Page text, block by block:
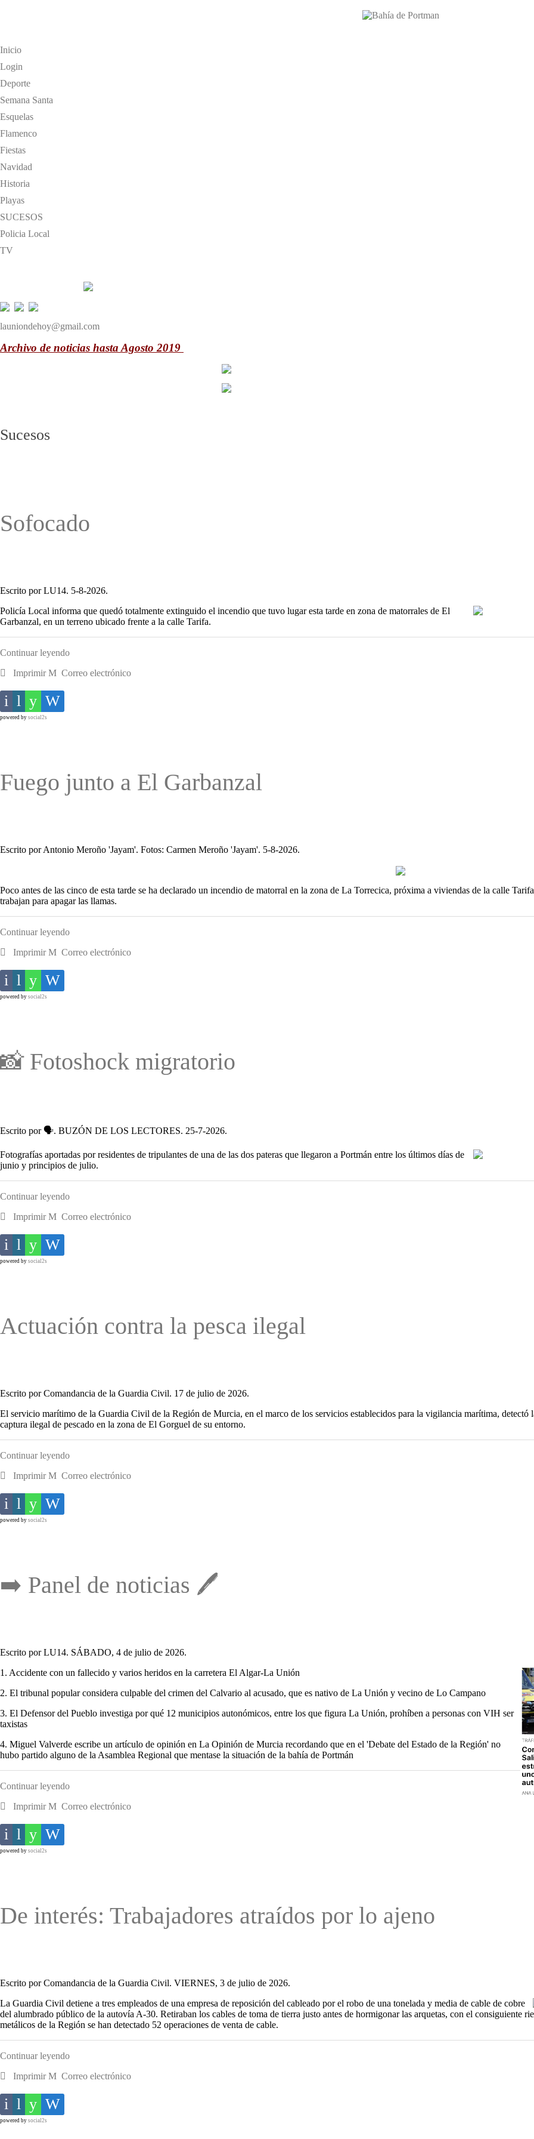
Inicio
Login
Deporte
Semana Santa
Esquelas
Flamenco
Fiestas
Navidad
Historia
Playas
SUCESOS
Policia Local
TV
launiondehoy@gmail.com
Archivo de noticias hasta Agosto 2019
Sucesos
Sofocado
Escrito por LU14. 5-8-2026.
Policía Local informa que quedó totalmente extinguido el incendio que tuvo lugar esta tarde en zona de matorrales de El
Garbanzal, en un terreno ubicado frente a la calle Tarifa.
Continuar leyendo
Imprimir
Correo electrónico
powered by social2s
Fuego junto a El Garbanzal
Escrito por Antonio Meroño 'Jayam'. Fotos: Carmen Meroño 'Jayam'. 5-8-2026.
Poco antes de las cinco de esta tarde se ha declarado un incendio de matorral en la zona de La Torrecica, próxima a viviendas de la calle
trabajan para apagar las llamas.
Continuar leyendo
Imprimir
Correo electrónico
powered by social2s
📸 Fotoshock migratorio
Escrito por 🗣. BUZÓN DE LOS LECTORES. 25-7-2026.
Fotografías aportadas por residentes de tripulantes de una de las dos pateras que llegaron a Portmán entre los últimos días de
junio y principios de julio.
Continuar leyendo
Imprimir
Correo electrónico
powered by social2s
Actuación contra la pesca ilegal
Escrito por Comandancia de la Guardia Civil. 17 de julio de 2026.
El servicio marítimo de la Guardia Civil de la Región de Murcia, en el marco de los servicios establecidos para la vigilancia marítima, detectó
captura ilegal de pescado en la zona de El Gorguel de su entorno.
Continuar leyendo
Imprimir
Correo electrónico
powered by social2s
➡️ Panel de noticias 🖊
Escrito por LU14. SÁBADO, 4 de julio de 2026.
1. Accidente con un fallecido y varios heridos en la carretera El Algar-La Unión
2. El tribunal popular considera culpable del crimen del Calvario al acusado, que es nativo de La Unión y vecino de Lo Campano
3. El Defensor del Pueblo investiga por qué 12 municipios autonómicos, entre los que figura La Unión, prohíben a personas con VIH ser
taxistas
4. Miguel Valverde escribe un artículo de opinión en La Opinión de Murcia recordando que en el 'Debate del Estado de la Región' no
hubo partido alguno de la Asamblea Regional que mentase la situación de la bahía de Portmán
Continuar leyendo
Imprimir
Correo electrónico
powered by social2s
De interés: Trabajadores atraídos por lo ajeno
Escrito por Comandancia de la Guardia Civil. VIERNES, 3 de julio de 2026.
La Guardia Civil detiene a tres empleados de una empresa de reposición del cableado por el robo de una tonelada y media de cable de cobre
del alumbrado público de la autovía A-30. Retiraban los cables de toma de tierra justo antes de hormigonar las arquetas, con el consiguiente
metálicos de la Región se han detectado 52 operaciones de venta de cable.
Continuar leyendo
Imprimir
Correo electrónico
powered by social2s